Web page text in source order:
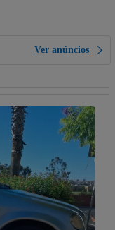
Ver anúncios